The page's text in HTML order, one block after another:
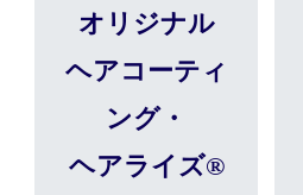
オリジナル
ヘアコーティ
ング・
ヘアライズ®